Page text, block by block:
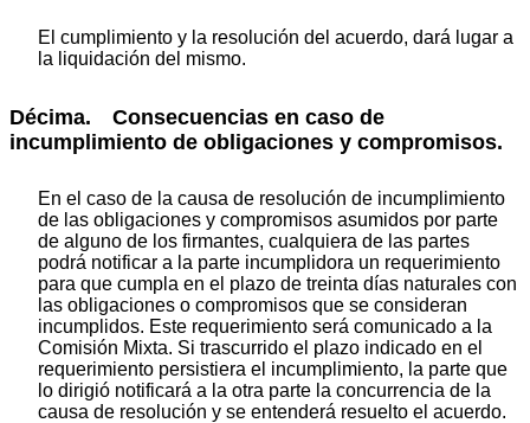
El cumplimiento y la resolución del acuerdo, dará lugar a
la liquidación del mismo.
Décima. Consecuencias en caso de
incumplimiento de obligaciones y compromisos.
En el caso de la causa de resolución de incumplimiento
de las obligaciones y compromisos asumidos por parte
de alguno de los firmantes, cualquiera de las partes
podrá notificar a la parte incumplidora un requerimiento
para que cumpla en el plazo de treinta días naturales con
las obligaciones o compromisos que se consideran
incumplidos. Este requerimiento será comunicado a la
Comisión Mixta. Si trascurrido el plazo indicado en el
requerimiento persistiera el incumplimiento, la parte que
lo dirigió notificará a la otra parte la concurrencia de la
causa de resolución y se entenderá resuelto el acuerdo.